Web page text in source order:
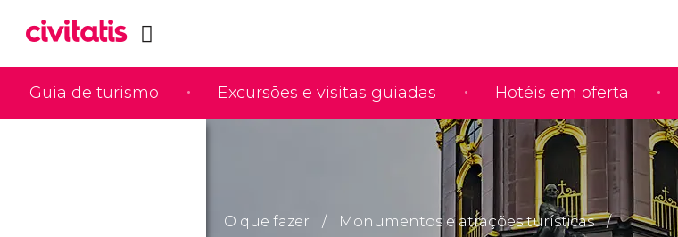
Guia de turismo Excursões e visitas guiadas Hotéis em oferta
O que fazer Monumentos e atrações turísticas